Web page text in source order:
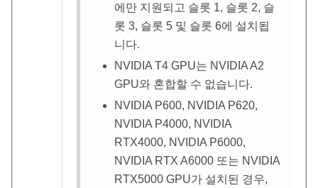
에만 지원되고 슬롯 1, 슬롯 2, 슬
롯 3, 슬롯 5 및 슬롯 6에 설치됩
니다.
NVIDIA T4 GPU는 NVIDIA A2
GPU와 혼합할 수 없습니다.
NVIDIA P600, NVIDIA P620,
NVIDIA P4000, NVIDIA
RTX4000, NVIDIA P6000,
NVIDIA RTX A6000 또는 NVIDIA
RTX5000 GPU가 설치된 경우,